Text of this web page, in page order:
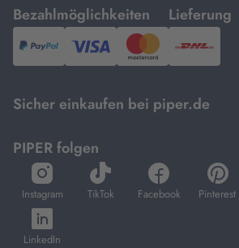
Bezahlmöglichkeiten
mit
PayPal,Visa
und
Lieferung
mit
DHL.
Sicher einkaufen bei piper.de
PIPER folgen
Instagram
öffnet
in
neuem
Tab
TikTok
öffnet
in
Facebook
öffnet
in
Pinterest
öffnet
in
LinkedIn
öffnet
in